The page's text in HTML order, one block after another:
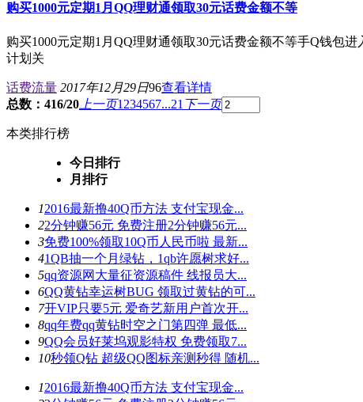
购买1000元定期1月QQ理财通领取30元话费金额不等
购买1000元定期1月QQ理财通领取30元话费金额不等手Q钱包
计划关
话费流量 2017年12月29日96查看详情
总数：416/20 上一页1 234567...21 下一页
本类排行榜
今日排行
月排行
12016最新撸40Q币方法 支付宝现金...
22分钟赚56元 免费注册2分钟赚56元...
3免费100%领取10Q币人民币啦 最新...
41QB抽一个月绿钻，1qb许愿树求好...
5qq资源网大量征资源稿件 线报员大...
6QQ黄钻幸运树BUG 领取过黄钻的可...
7开VIP只要5元 爱奇艺新用户首次开...
8qq年费qq黄钻时空之门第四弹 最低...
9QQ会员好莱坞观影特权 免费领取7...
10秒领Q钻 超级QQ图标亲测秒得 随机...
12016最新撸40Q币方法 支付宝现金...